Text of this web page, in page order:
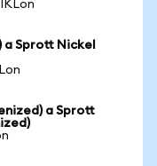
a Sprott Nickel
a Sprott